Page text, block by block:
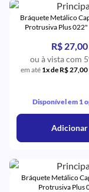
Bráquete Metálico
Protrusiva Plus
R$ 27,00
ou à vista com
em até 1x de R$
Disponível em 1
Adicionar
Bráquete Metálico
Protrusiva Plus